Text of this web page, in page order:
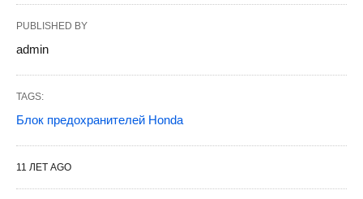
PUBLISHED BY
admin
TAGS:
Блок предохранителей Honda
11 ЛЕТ AGO